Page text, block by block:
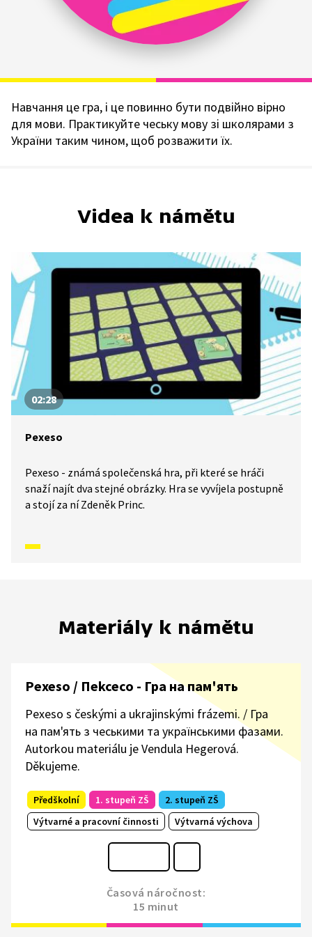
Навчання це гра, і це повинно бути подвійно вірно
для мови. Практикуйте чеську мову зі школярами з
України таким чином, щоб розважити їх.
Videa k námětu
02:28
Pexeso
Pexeso - známá společenská hra, při které se hráči
snaží najít dva stejné obrázky. Hra se vyvíjela postupně
a stojí za ní Zdeněk Princ.
Materiály k námětu
Pexeso / Пekceco - Гра на пам'ять
Pexeso s českými a ukrajinskými frázemi. / Гра
на пам'ять з чеськими та українськими фазами.
Autorkou materiálu je Vendula Hegerová.
Děkujeme.
Předškolní 1. stupeň ZŠ
2. stupeň ZŠ
Výtvarné a pracovní činnosti
Výtvarná výchova
Časová náročnost:
15 minut